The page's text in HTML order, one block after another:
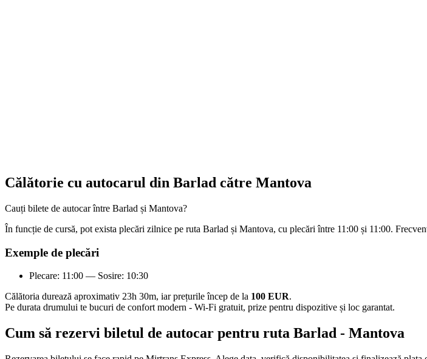
Călătorie cu autocarul din Barlad către Mantova
Cauți bilete de autocar între Barlad și Mantova?
În funcție de cursă, pot exista plecări zilnice pe ruta Barlad și Mantova, cu plecări între 11:00 și 11:00.
Exemple de plecări
Plecare: 11:00 — Sosire: 10:30
Călătoria durează aproximativ 23h 30m, iar prețurile încep de la 100 EUR.
Pe durata drumului te bucuri de confort modern - Wi-Fi gratuit, prize pentru dispozitive și loc garantat.
Cum să rezervi biletul de autocar pentru ruta Barlad - Mantova